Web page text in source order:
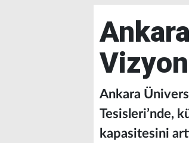
Ankara
Tesisleri’nde,
kapasitesini